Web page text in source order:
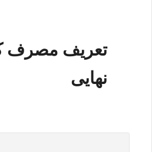
تعریف مصرف
نهایی